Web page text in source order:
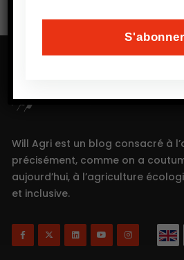
Will Agri est un blog consacré à
précisément, comme on a
aujourd’hui, à l’agriculture
et inclusive.